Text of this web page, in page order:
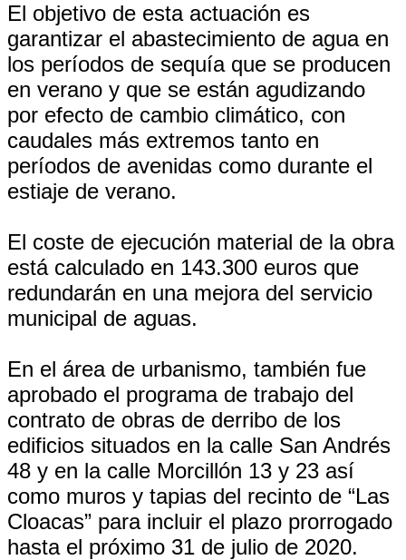
El objetivo de esta actuación es
garantizar el abastecimiento de agua en
los períodos de sequía que se producen
en verano y que se están agudizando
por efecto de cambio climático, con
caudales más extremos tanto en
períodos de avenidas como durante el
estiaje de verano.
El coste de ejecución material de la obra
está calculado en 143.300 euros que
redundarán en una mejora del servicio
municipal de aguas.
En el área de urbanismo, también fue
aprobado el programa de trabajo del
contrato de obras de derribo de los
edificios situados en la calle San Andrés
48 y en la calle Morcillón 13 y 23 así
como muros y tapias del recinto de “Las
Cloacas” para incluir el plazo prorrogado
hasta el próximo 31 de julio de 2020.